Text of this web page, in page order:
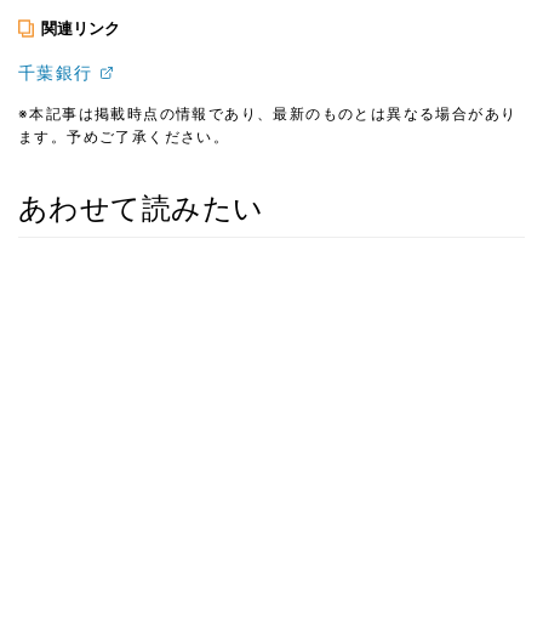
関連リンク
千葉銀行
※本記事は掲載時点の情報であり、最新のものとは異なる場合があり
ます。予めご了承ください。
あわせて読みたい